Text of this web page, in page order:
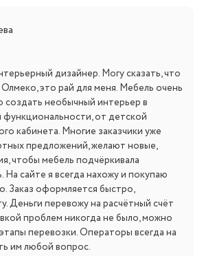
дизайнер. Могу сказать, что
это рай для меня. Мебель очень
создать необычный интерьер в
от детской
кабинета. Многие заказчики уже
предложений, желают новые,
чтобы мебель подчёркивала
На сайте я всегда нахожу и покупаю
Заказ оформляется быстро,
Деньги перевожу на расчётный счёт
проблем никогда не было, можно
перевозки. Операторы всегда на
им любой вопрос.